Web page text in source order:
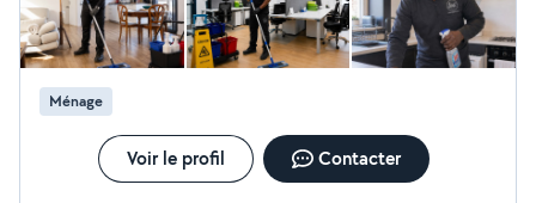
Ménage
Voir le profil Contacter